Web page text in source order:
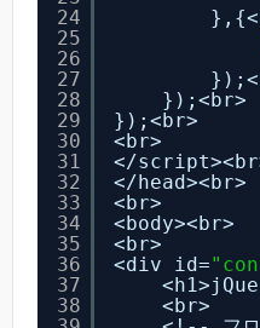
24
25
26
27
28
29
30
31
32
33
34
35
36
37
38
});<br>
});<br>
<br>
</
</head><br>
<br>
<body><br>
<br>
<div id=
<br>